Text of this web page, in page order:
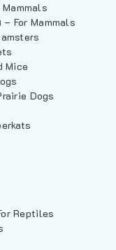
For Mammals
Mice
Dogs
Reptiles